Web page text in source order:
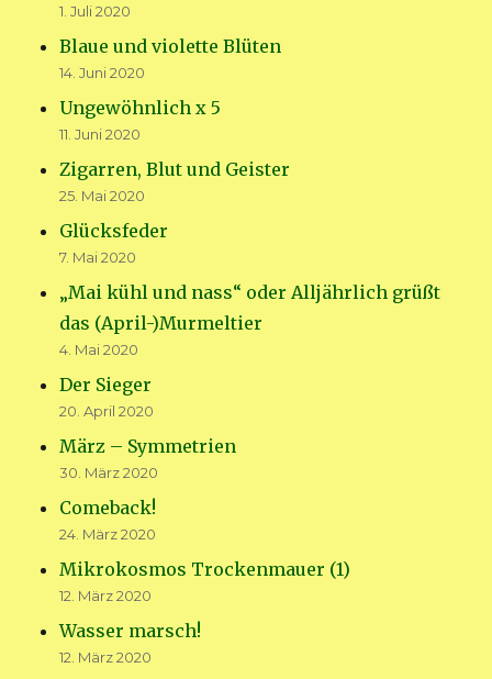
1. Juli 2020
Blaue und violette Blüten
14. Juni 2020
Ungewöhnlich x 5
11. Juni 2020
Zigarren, Blut und Geister
25. Mai 2020
Glücksfeder
7. Mai 2020
„Mai kühl und nass“ oder Alljährlich grüßt
das (April-)Murmeltier
4. Mai 2020
Der Sieger
20. April 2020
März – Symmetrien
30. März 2020
Comeback!
24. März 2020
Mikrokosmos Trockenmauer (1)
12. März 2020
Wasser marsch!
12. März 2020